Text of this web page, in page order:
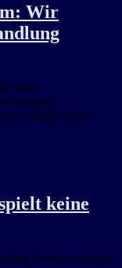
Wir
diese
Google Alert –
keine
Untersuchungen